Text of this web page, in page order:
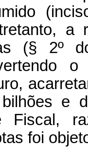
(§ 2º
e
Fiscal,
foi